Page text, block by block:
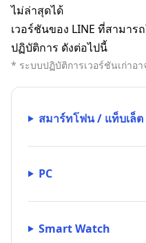
ไม่ล่าสุดได้
เวอร์ชันของ LINE ที่สามา
ปฏิบัติการ ดังต่อไปนี้
* ระบบปฏิบัติการเวอร์ชันเก่าอ
สมาร์ทโฟน / แท็บเล็ต
PC
Smart Watch